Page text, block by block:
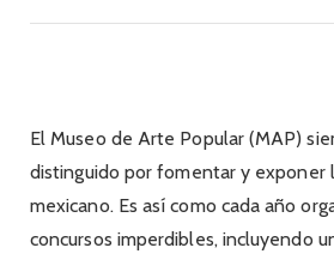
El Museo de Arte Popular (MAP)
distinguido por fomentar y exponer
mexicano. Es así como cada año
concursos imperdibles, incluyendo